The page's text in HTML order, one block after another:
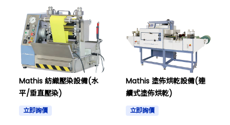
Mathis 紡織壓染設備(水
平/垂直壓染)
立即詢價
Mathis 塗佈烘乾設備(連
續式塗佈烘乾)
立即詢價